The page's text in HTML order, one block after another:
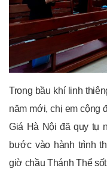
Trong bầu khí linh
năm mới, chị em cộng
Giá Hà Nội đã quy tụ
bước vào hành trình
giờ chầu Thánh Thể